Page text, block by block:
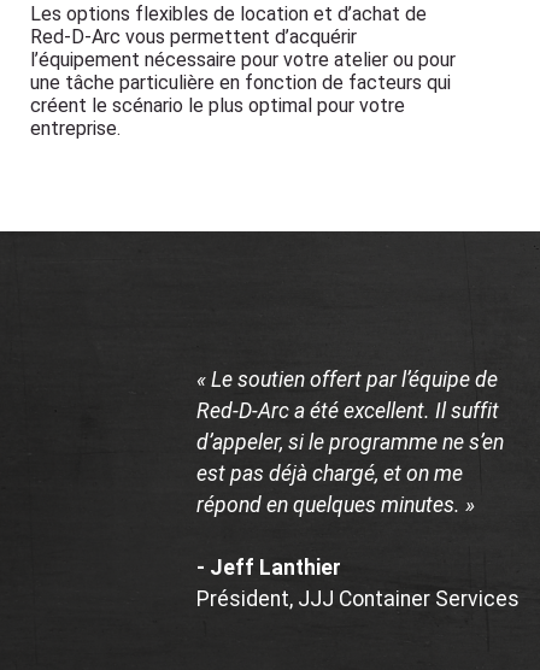
Les options flexibles de location et d’achat de
Red-D-Arc vous permettent d’acquérir
l’équipement nécessaire pour votre atelier ou pour
une tâche particulière en fonction de facteurs qui
créent le scénario le plus optimal pour votre
entreprise.
« Le soutien offert par l’équipe de
Red-D-Arc a été excellent. Il suffit
d’appeler, si le programme ne s’en
est pas déjà chargé, et on me
répond en quelques minutes. »
- Jeff Lanthier
Président, JJJ Container Services